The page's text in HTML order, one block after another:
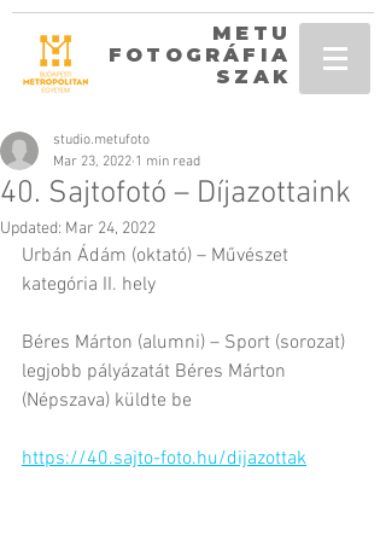
METU
FOTOGRÁFIA
SZAK
40. Sajtofotó – Díjazottaink
studio.metufoto
Mar 23, 2022 1 min read
Updated: Mar 24, 2022
Urbán Ádám (oktató) – Művészet
kategória II. hely
Béres Márton (alumni) – Sport (sorozat)
legjobb pályázatát Béres Márton
(Népszava) küldte be
https://40.sajto-foto.hu/dijazottak